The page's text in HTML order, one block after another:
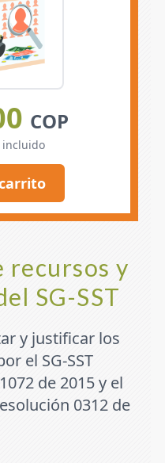
recursos y
SG-SST
y justificar los
el SG-SST
de 2015 y el
0312 de
COP
incluido